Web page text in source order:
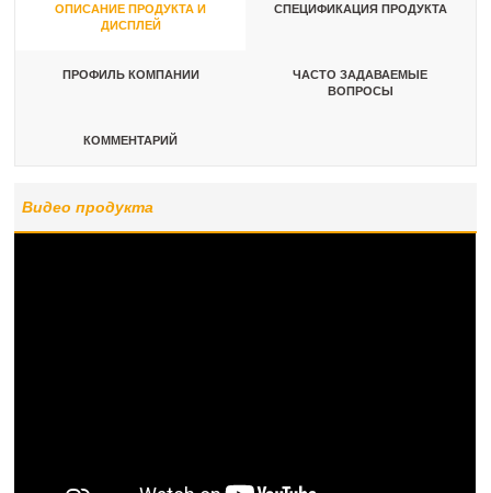
ОПИСАНИЕ ПРОДУКТА И
ДИСПЛЕЙ
СПЕЦИФИКАЦИЯ ПРОДУКТА
ПРОФИЛЬ КОМПАНИИ
ЧАСТО ЗАДАВАЕМЫЕ
ВОПРОСЫ
КОММЕНТАРИЙ
Видео продукта